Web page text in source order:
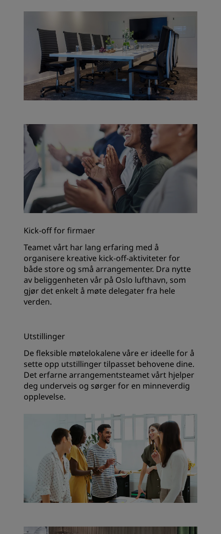
Kick-off for firmaer
Teamet vårt har lang erfaring med å
organisere kreative kick-off-aktiviteter for
både store og små arrangementer. Dra nytte
av beliggenheten vår på Oslo lufthavn, som
gjør det enkelt å møte delegater fra hele
verden.
Utstillinger
De fleksible møtelokalene våre er ideelle for å
sette opp utstillinger tilpasset behovene dine.
Det erfarne arrangementsteamet vårt hjelper
deg underveis og sørger for en minneverdig
opplevelse.